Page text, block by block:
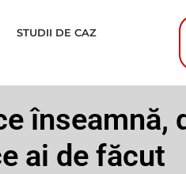
STUDII DE CAZ
înseamnă,
ai de făcut